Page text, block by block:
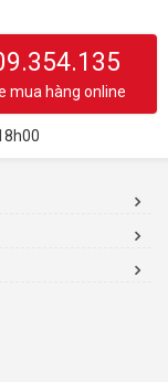
mua hàng online